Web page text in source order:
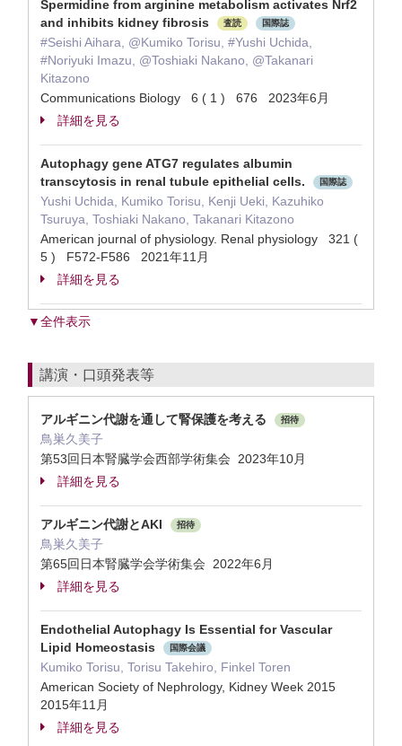
Spermidine from arginine metabolism activates Nrf2
and inhibits kidney fibrosis
査読 国際誌
#Seishi Aihara, @Kumiko Torisu, #Yushi Uchida,
#Noriyuki Imazu, @Toshiaki Nakano, @Takanari
Kitazono
Communications Biology 6 ( 1 ) 676 2023年6月
詳細を見る
Autophagy gene ATG7 regulates albumin
transcytosis in renal tubule epithelial cells.
国際誌
Yushi Uchida, Kumiko Torisu, Kenji Ueki, Kazuhiko
Tsuruya, Toshiaki Nakano, Takanari Kitazono
American journal of physiology. Renal physiology 321 (
5 ) F572-F586 2021年11月
詳細を見る
▼全件表示
講演・口頭発表等
アルギニン代謝を通して腎保護を考える 招待
鳥巣久美子
第53回日本腎臓学会西部学術集会 2023年10月
詳細を見る
アルギニン代謝とAKI 招待
鳥巣久美子
第65回日本腎臓学会学術集会 2022年6月
詳細を見る
Endothelial Autophagy Is Essential for Vascular
Lipid Homeostasis
国際会議
Kumiko Torisu, Torisu Takehiro, Finkel Toren
American Society of Nephrology, Kidney Week 2015
2015年11月
詳細を見る